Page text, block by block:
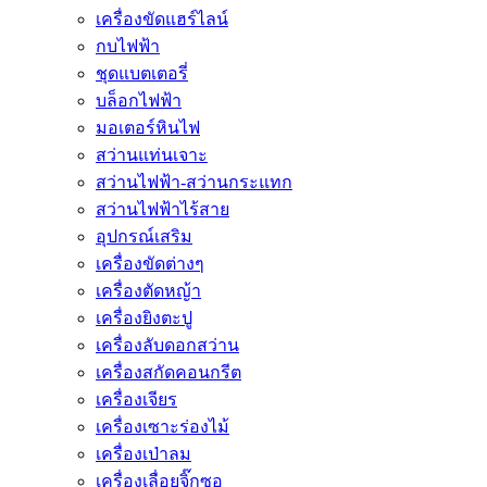
เครื่องขัดแฮร์ไลน์
กบไฟฟ้า
ชุดแบตเตอรี่
บล็อกไฟฟ้า
มอเตอร์หินไฟ
สว่านแท่นเจาะ
สว่านไฟฟ้า-สว่านกระแทก
สว่านไฟฟ้าไร้สาย
อุปกรณ์เสริม
เครื่องขัดต่างๆ
เครื่องตัดหญ้า
เครื่องยิงตะปู
เครื่องลับดอกสว่าน
เครื่องสกัดคอนกรีต
เครื่องเจียร
เครื่องเซาะร่องไม้
เครื่องเป่าลม
เครื่องเลื่อยจิ๊กซอ